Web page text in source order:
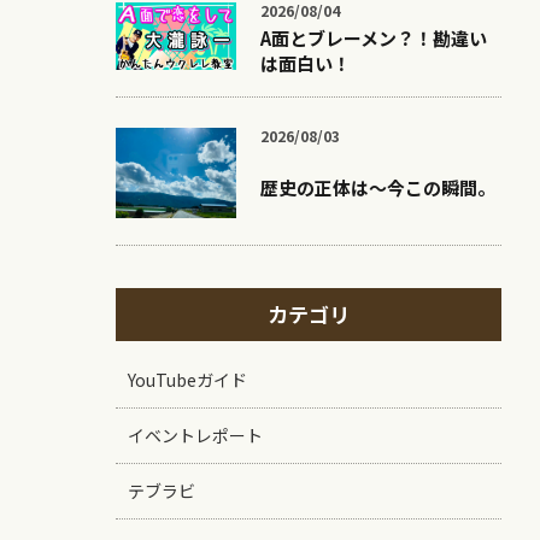
2026/08/04
A面とブレーメン？！勘違い
は面白い！
2026/08/03
歴史の正体は〜今この瞬間。
カテゴリ
YouTubeガイド
イベントレポート
テブラビ